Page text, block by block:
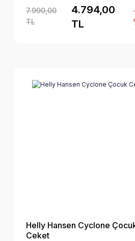
7.990,00
TL
4.794,00
TL
Helly Hansen Cyclone
Ceket